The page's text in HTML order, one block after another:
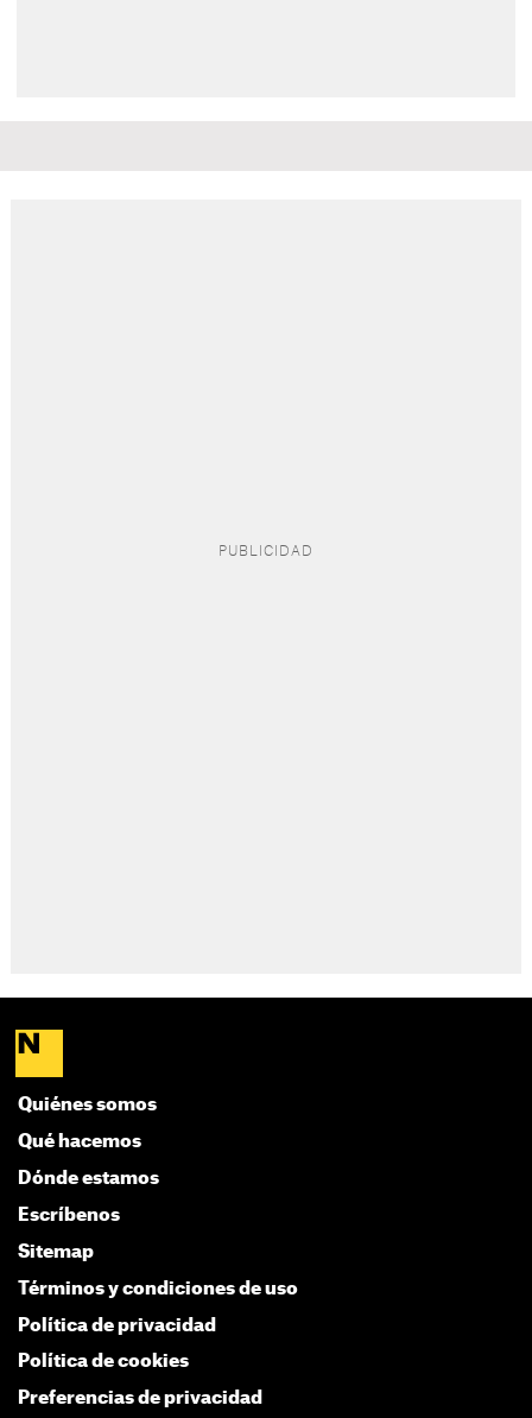
Quiénes somos
Qué hacemos
Dónde estamos
Escríbenos
Sitemap
Términos y condiciones de uso
Política de privacidad
Política de cookies
Preferencias de privacidad